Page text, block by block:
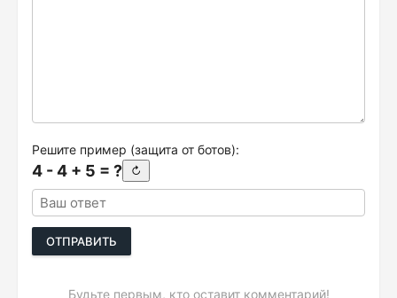
Решите пример (защита от ботов):
4 - 4 + 5 = ? ↻
ОТПРАВИТЬ
Будьте первым, кто оставит комментарий!